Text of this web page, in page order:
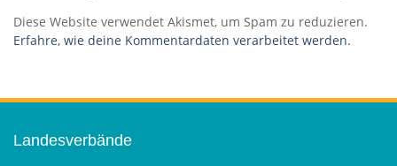
Diese Website verwendet Akismet, um Spam zu reduzieren.
Erfahre, wie deine Kommentardaten verarbeitet werden.
Landesverbände